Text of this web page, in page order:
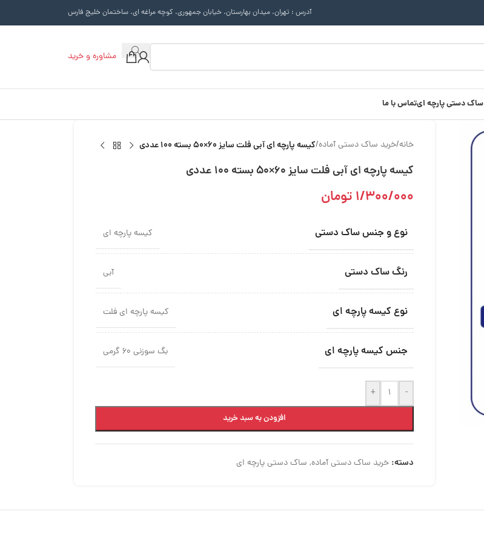
آدرس : تهران. میدان بهارستان. خیابان جمهوری. کوچه مراغه ای. ساختمان خلیج فارس
مشاوره و خرید
ساک دستی پارچه ایتماس با ما
خانه/خرید ساک دستی آماده/کیسه پارچه ای آبی فلت سایز 60×50 بسته 100 عددی
کیسه پارچه ای آبی فلت سایز 60×50 بسته 100 عددی
1/300/000 تومان
نوع و جنس ساک دستی کیسه پارچه ای
رنگ ساک دستی آبی
نوع کیسه پارچه ای کیسه پارچه ای فلت
جنس کیسه پارچه ای بگ سوزنی 60 گرمی
-
+
افزودن به سبد خرید
دسته: خرید ساک دستی آماده, ساک دستی پارچه ای